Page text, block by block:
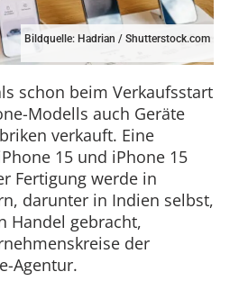
Bildquelle: Hadrian / Shutterstock.com
schon beim Verkaufsstart
Modells auch Geräte
verkauft. Eine
15 und iPhone 15
Fertigung werde in
darunter in Indien selbst,
Handel gebracht,
der
Agentur.